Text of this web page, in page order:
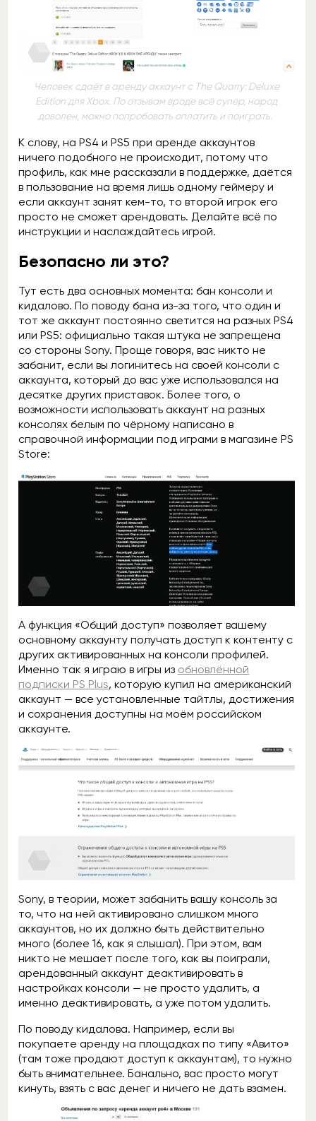
Человек сдаёт в аренду аккаунт с The Quarry: Deluxe
Edition для Xbox. По отзывам вроде всё супер, народ
доволен, можно попробовать оплатить и поиграть.
К слову, на PS4 и PS5 при аренде аккаунтов
ничего подобного не происходит, потому что
профиль, как мне рассказали в поддержке, даётся
в пользование на время лишь одному геймеру и
если аккаунт занят кем-то, то второй игрок его
просто не сможет арендовать. Делайте всё по
инструкции и наслаждайтесь игрой.
Безопасно ли это?
Тут есть два основных момента: бан консоли и
кидалово. По поводу бана из-за того, что один и
тот же аккаунт постоянно светится на разных PS4
или PS5: официально такая штука не запрещена
со стороны Sony. Проще говоря, вас никто не
забанит, если вы логинитесь на своей консоли с
аккаунта, который до вас уже использовался на
десятке других приставок. Более того, о
возможности использовать аккаунт на разных
консолях белым по чёрному написано в
справочной информации под играми в магазине PS
Store:
А функция «Общий доступ» позволяет вашему
основному аккаунту получать доступ к контенту с
других активированных на консоли профилей.
Именно так я играю в игры из обновлённой
подписки PS Plus, которую купил на американский
аккаунт — все установленные тайтлы, достижения
и сохранения доступны на моём российском
аккаунте.
Sony, в теории, может забанить вашу консоль за
то, что на ней активировано слишком много
аккаунтов, но их должно быть действительно
много (более 16, как я слышал). При этом, вам
никто не мешает после того, как вы поиграли,
арендованный аккаунт деактивировать в
настройках консоли — не просто удалить, а
именно деактивировать, а уже потом удалить.
По поводу кидалова. Например, если вы
покупаете аренду на площадках по типу «Авито»
(там тоже продают доступ к аккаунтам), то нужно
быть внимательнее. Банально, вас просто могут
кинуть, взять с вас денег и ничего не дать взамен.